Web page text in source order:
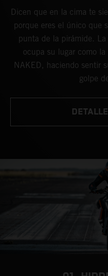
Dicen que en la cima te
porque eres el único que
punta de la pirámide.
ocupa su lugar como
NAKED, haciendo sentir
golpe